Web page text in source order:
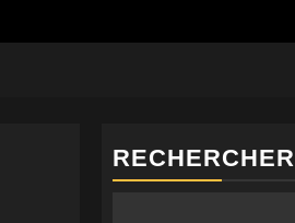
RECHERCHER